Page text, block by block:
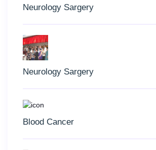
Neurology Sargery
Neurology Sargery
Blood Cancer